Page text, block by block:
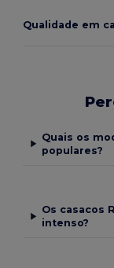
Qualidade em
Quais os
populares?
Os casacos
intenso?